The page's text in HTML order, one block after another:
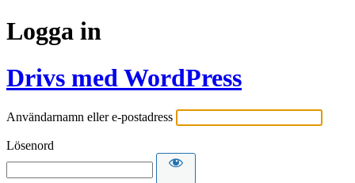
Logga in
Drivs med WordPress
Användarnamn eller e-postadress
Lösenord